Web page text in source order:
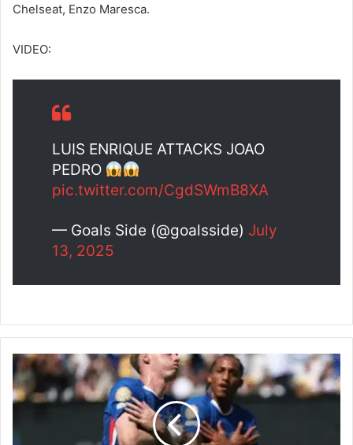
Chelseat, Enzo Maresca.
VIDEO:
LUIS ENRIQUE ATTACKS JOAO
PEDRO
pic.twitter.com/CgdSWmB8XA
— Goals Side (@goalsside) July
13, 2025